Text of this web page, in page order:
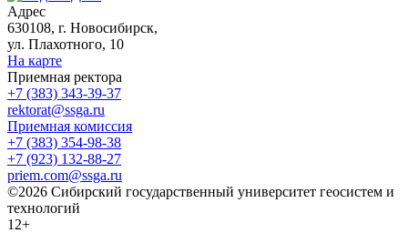
Адрес
630108, г. Новосибирск,
ул. Плахотного, 10
На карте
Приемная ректора
+7 (383) 343-39-37
rektorat@ssga.ru
Приемная комиссия
+7 (383) 354-98-38
+7 (923) 132-88-27
priem.com@ssga.ru
©2026 Сибирский государственный университет геосистем и
технологий
12+